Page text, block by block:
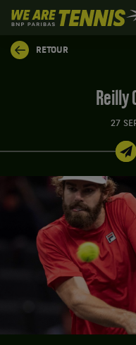
We
are
Tennis
by
RETOUR
27